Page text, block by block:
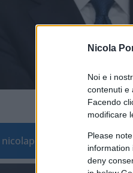
Nicola
Noi e i
contenuti e
Facendo
modificare
Please
information
deny
Immagine generata da
nicolaporro.it su Google